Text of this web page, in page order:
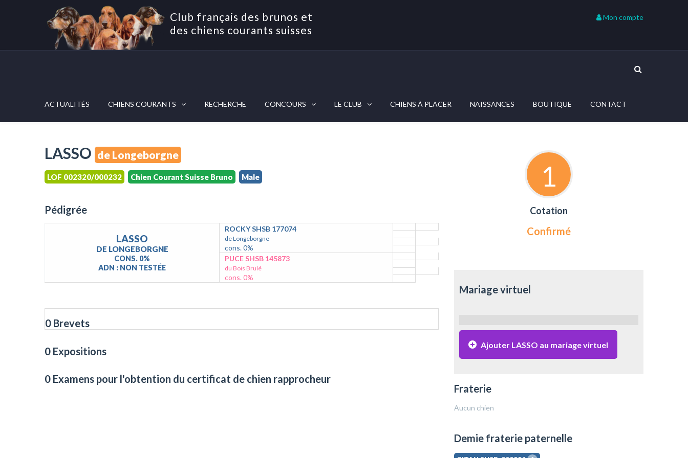
Club français des brunos et
des chiens courants suisses
Mon compte
ACTUALITÉS CHIENS COURANTS RECHERCHE CONCOURS LE CLUB CHIENS À PLACER NAISSANCES BOUTIQUE CONTACT
LASSO de Longeborgne
LOF 002320/000232 Chien Courant Suisse Bruno Male
Pédigrée
LASSO
DE LONGEBORGNE
CONS. 0%
ADN : NON TESTÉE
ROCKY SHSB 177074
de Longeborgne
cons. 0%
PUCE SHSB 145873
du Bois Brulé
cons. 0%
0 Brevets
0 Expositions
0 Examens pour l'obtention du certificat de chien rapprocheur
1
Cotation
Confirmé
Mariage virtuel
Ajouter LASSO au mariage virtuel
Fraterie
Aucun chien
Demie fraterie paternelle